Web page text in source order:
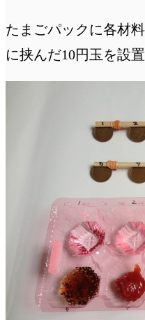
たまごパックに各材
に挟んだ10円玉を設置